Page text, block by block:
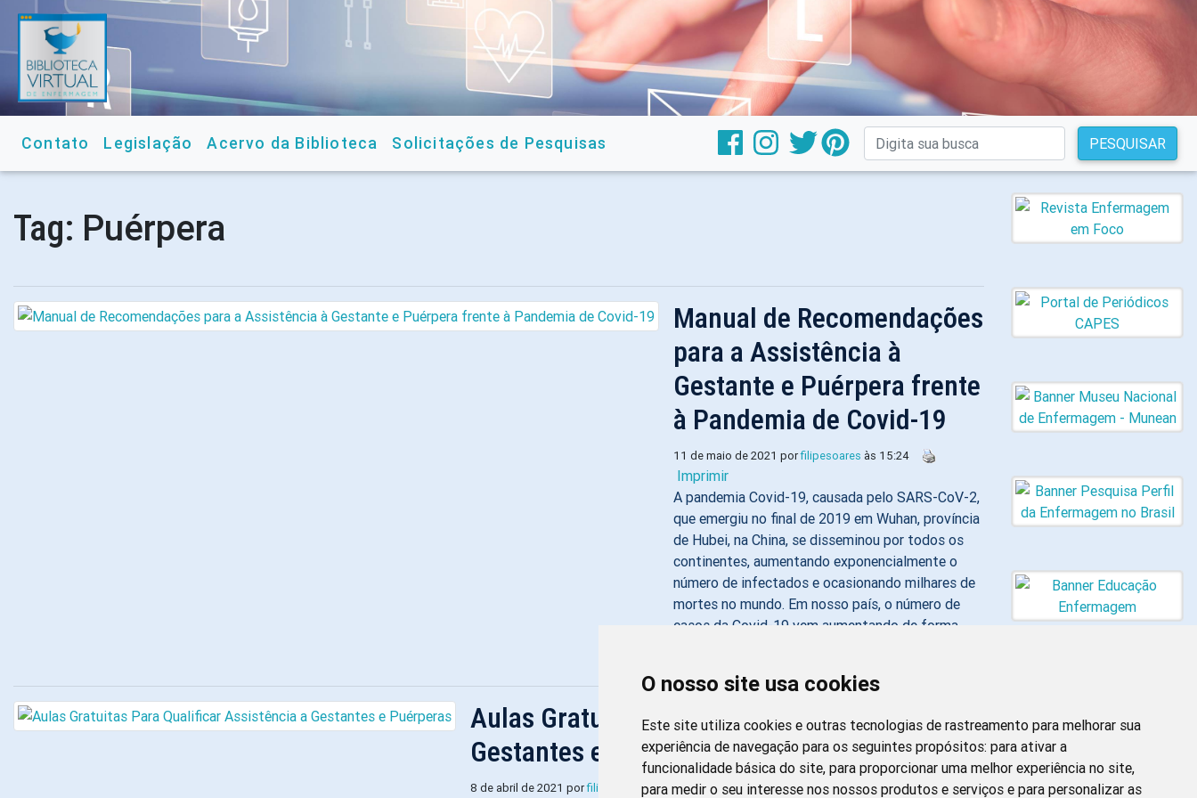
O nosso site usa cookies
Este site utiliza cookies e outras tecnologias de rastreamento para melhorar sua
experiência de navegação para os seguintes propósitos: para ativar a
funcionalidade básica do site, para proporcionar uma melhor experiência no site,
para medir o seu interesse nos nossos produtos e serviços e para personalizar as
Contato Legislação Acervo da Biblioteca Solicitações de Pesquisas PESQUISAR
Tag: Puérpera
Manual de Recomendações
para a Assistência à
Gestante e Puérpera frente
à Pandemia de Covid-19
11 de maio de 2021 porfilipesoares às 15:24
Imprimir
A pandemia Covid-19, causada pelo SARS-CoV-2,
que emergiu no final de 2019 em Wuhan, província
de Hubei, na China, se disseminou por todos os
continentes, aumentando exponencialmente o
número de infectados e ocasionando milhares de
mortes no mundo. Em nosso país, o número de
casos da Covid-19 vem aumentando de forma
Aulas Gratuitas Para Qualificar Assistência a
Gestantes e Puérperas
8 de abril de 2021 porfilipesoaresàs 14:59 Imprimir
Newsletter da